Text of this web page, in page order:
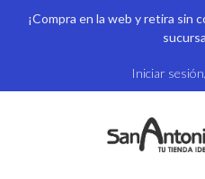
¡Compra en la web y retira sin
Iniciar